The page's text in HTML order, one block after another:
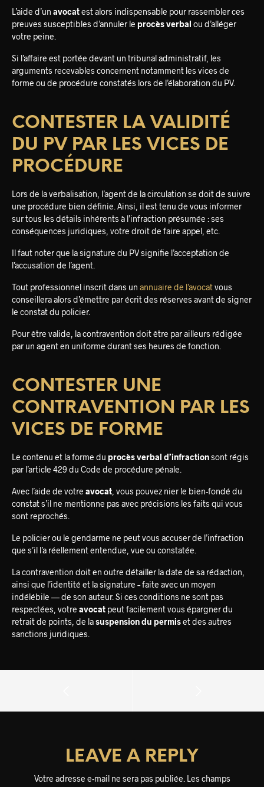
L’aide d’un avocatest alors indispensable pour rassembler ces
preuves susceptibles d’annuler le procès verbal ou d’alléger
votre peine.
Si l’affaire est portée devant un tribunal administratif, les
arguments recevables concernent notamment les vices de
forme ou de procédure constatés lors de l’élaboration du PV.
CONTESTER LA VALIDITÉ
DU PV PAR LES VICES DE
PROCÉDURE
Lors de la verbalisation, l’agent de la circulation se doit de suivre
une procédure bien définie. Ainsi, il est tenu de vous informer
sur tous les détails inhérents à l’infraction présumée : ses
conséquences juridiques, votre droit de faire appel, etc.
Il faut noter que la signature du PV signifie l’acceptation de
l’accusation de l’agent.
Tout professionnel inscrit dans un annuaire de l’avocatvous
conseillera alors d’émettre par écrit des réserves avant de signer
le constat du policier.
Pour être valide, la contravention doit être par ailleurs rédigée
par un agent en uniforme durant ses heures de fonction.
CONTESTER UNE
CONTRAVENTION PAR LES
VICES DE FORME
Le contenu et la forme du procès verbal d’infractionsont régis
par l’article 429 du Code de procédure pénale.
Avec l’aide de votre avocat , vous pouvez nier le bien-fondé du
constat s’il ne mentionne pas avec précisions les faits qui vous
sont reprochés.
Le policier ou le gendarme ne peut vous accuser de l’infraction
que s’il l’a réellement entendue, vue ou constatée.
La contravention doit en outre détailler la date de sa rédaction,
ainsi que l’identité et la signature – faite avec un moyen
indélébile — de son auteur. Si ces conditions ne sont pas
respectées, votre avocat peut facilement vous épargner du
retrait de points, de lasuspension du permiset des autres
sanctions juridiques.
LEAVE A REPLY
Votre adresse e-mail ne sera pas publiée. Les champs